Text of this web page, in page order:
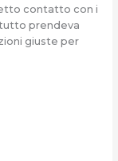
contatto con i
prendeva
giuste per